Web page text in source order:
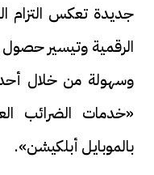
جديدة تعكس التزام
الرقمية وتيسير
وسهولة من خلال
«خدمات الضرائب
بالموبايل أبلكيشن».